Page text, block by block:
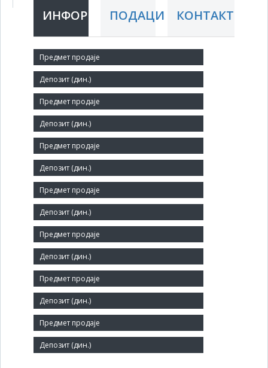
ИНФОРМАЦИЈЕПОДАЦИ КОНТАКТ
Краћи назив:
ВИГ - ВОДОВОД И ГРЕЈАЊЕ - АГРОВОЈВОДИНА
Правни статус:
АД
Делатност:
Остали завршни радови
Матични број:
08134294
Величина:
Мало
Број запослених:
27
Заступник: